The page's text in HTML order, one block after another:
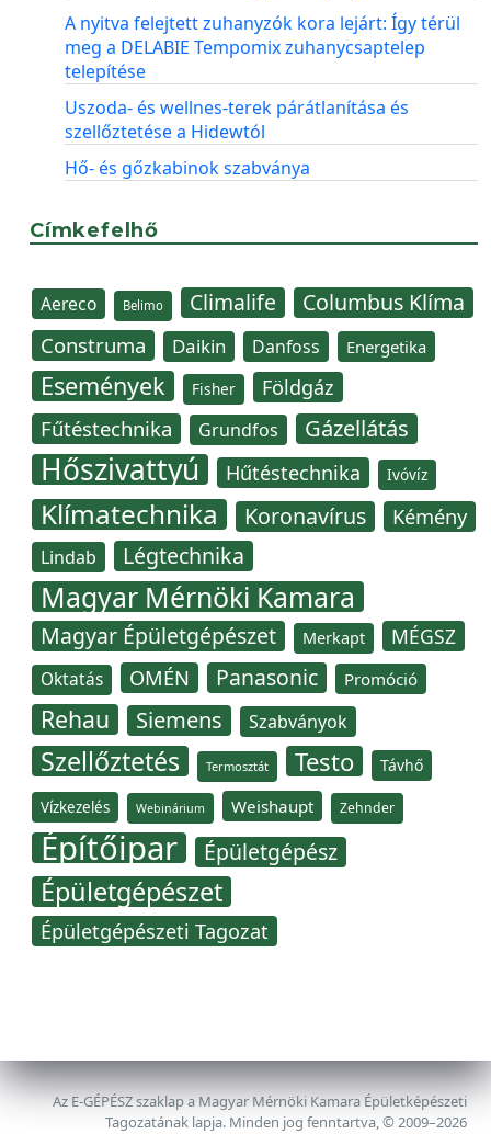
A nyitva felejtett zuhanyzók kora lejárt: Így térül
meg a DELABIE Tempomix zuhanycsaptelep
telepítése
Uszoda- és wellnes-terek párátlanítása és
szellőztetése a Hidewtól
Hő- és gőzkabinok szabványa
Címkefelhő
Aereco Belimo Climalife Columbus Klíma
Construma Daikin Danfoss Energetika
Események Fisher Földgáz
Fűtéstechnika Grundfos Gázellátás
Hőszivattyú Hűtéstechnika Ivóvíz
Klímatechnika Koronavírus Kémény
Lindab Légtechnika
Magyar Mérnöki Kamara
Magyar Épületgépészet Merkapt MÉGSZ
Oktatás OMÉN Panasonic Promóció
Rehau Siemens Szabványok
Szellőztetés Termosztát Testo Távhő
Vízkezelés Webinárium Weishaupt Zehnder
Építőipar Épületgépész
Épületgépészet
Épületgépészeti Tagozat
Az E-GÉPÉSZ szaklap a Magyar Mérnöki Kamara Épületképészeti
Tagozatának lapja. Minden jog fenntartva, © 2009–2026